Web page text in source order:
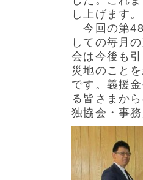
し上げます。
今回の第48
しての毎月
会は今後も
災地のこと
です。義援
る皆さまか
独協会・事